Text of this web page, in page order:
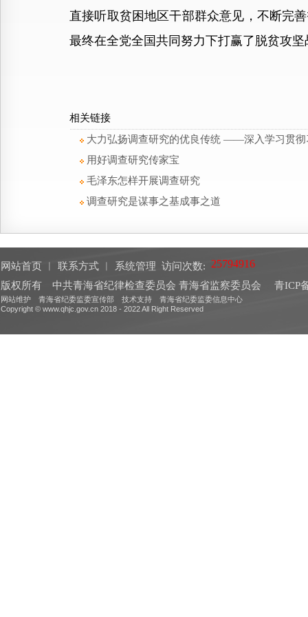
直接听取贫困地区干部群众意见，不断完
最终在全党全国共同努力下打赢了脱贫攻
相关链接
大力弘扬调查研究的优良传统 ——深入学习贯
用好调查研究传家宝
毛泽东怎样开展调查研究
调查研究是谋事之基成事之道
网站首页 联系方式 系统管理 访问次数:
版权所有 中共青海省纪律检查委员会 青海省监察委员会
青ICP
网站维护 青海省纪委监委宣传部 技术支持 青海省纪委监委信息中心
Copyright © www.qhjc.gov.cn 2018 - 2022 All Right Reserved